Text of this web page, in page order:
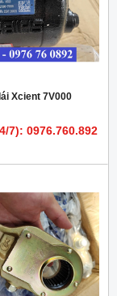
Xcient 7V000
7): 0976.760.892